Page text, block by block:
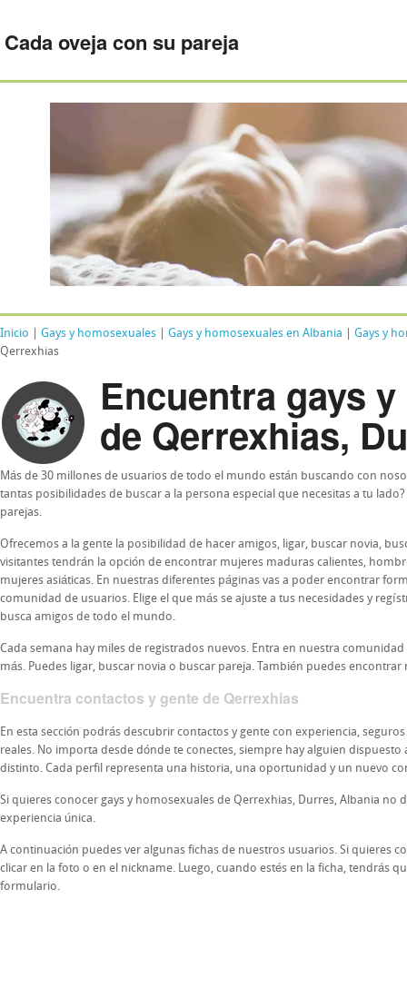
Cada oveja con su pareja
Inicio Gays y homosexuales Gays y homosexuales en Albania
Gays y
Qerrexhias
Encuentra gays
de Qerrexhias,
Más de 30 millones de usuarios de todo el mundo están buscando con
tantas posibilidades de buscar a la persona especial que necesitas a tu
parejas.
Ofrecemos a la gente la posibilidad de hacer amigos, ligar, buscar novia,
visitantes tendrán la opción de encontrar mujeres maduras calientes,
mujeres asiáticas. En nuestras diferentes páginas vas a poder encontrar
comunidad de usuarios. Elige el que más se ajuste a tus necesidades y
busca amigos de todo el mundo.
Cada semana hay miles de registrados nuevos. Entra en nuestra
más. Puedes ligar, buscar novia o buscar pareja. También puedes
Encuentra contactos y gente de Qerrexhias
En esta sección podrás descubrir contactos y gente con experiencia,
reales. No importa desde dónde te conectes, siempre hay alguien
distinto. Cada perfil representa una historia, una oportunidad y un nuevo
Si quieres conocer gays y homosexuales de Qerrexhias, Durres, Albania no
experiencia única.
A continuación puedes ver algunas fichas de nuestros usuarios. Si quieres
clicar en la foto o en el nickname. Luego, cuando estés en la ficha, tendrás
formulario.